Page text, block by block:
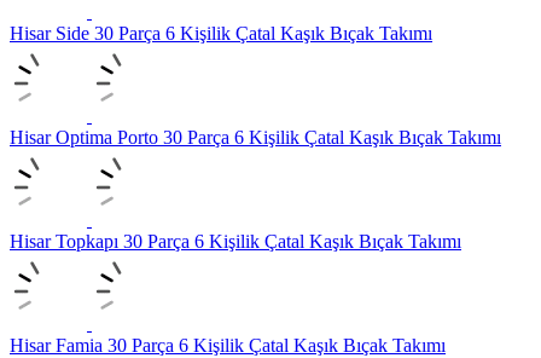
Hisar Side 30 Parça 6 Kişilik Çatal Kaşık Bıçak Takımı
Hisar Optima Porto 30 Parça 6 Kişilik Çatal Kaşık Bıçak Takımı
Hisar Topkapı 30 Parça 6 Kişilik Çatal Kaşık Bıçak Takımı
Hisar Famia 30 Parça 6 Kişilik Çatal Kaşık Bıçak Takımı